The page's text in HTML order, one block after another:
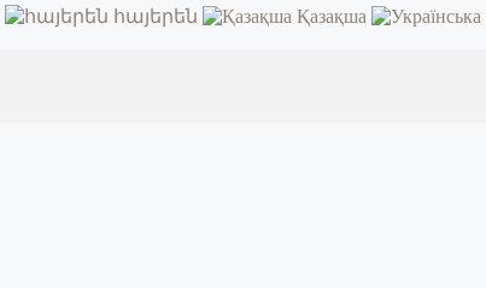
հայերեն Қазақша